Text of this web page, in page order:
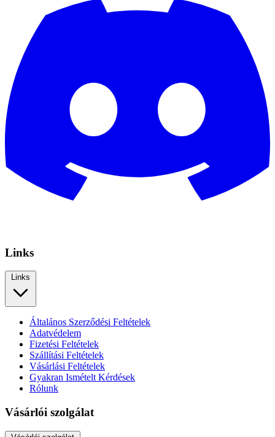
Links
Links
Általános Szerződési Feltételek
Adatvédelem
Fizetési Feltételek
Szállítási Feltételek
Vásárlási Feltételek
Gyakran Ismételt Kérdések
Rólunk
Vásárlói szolgálat